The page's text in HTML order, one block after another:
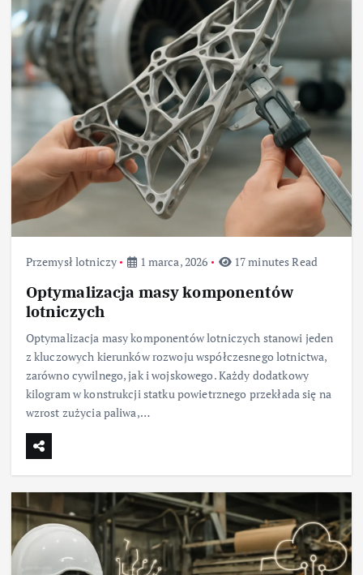
Przemysł lotniczy 1 marca, 2026 17 minutes Read
Optymalizacja masy komponentów
lotniczych
Optymalizacja masy komponentów lotniczych stanowi jeden
z kluczowych kierunków rozwoju współczesnego lotnictwa,
zarówno cywilnego, jak i wojskowego. Każdy dodatkowy
kilogram w konstrukcji statku powietrznego przekłada się na
wzrost zużycia paliwa,…